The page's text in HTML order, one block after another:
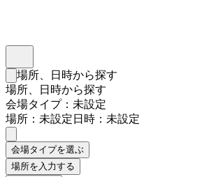
検索フォームを閉じる
場所、日時から探す
場所、日時から探す
会場タイプ：未設定
場所：未設定日時：未設定
会場タイプを選ぶ
場所を入力する